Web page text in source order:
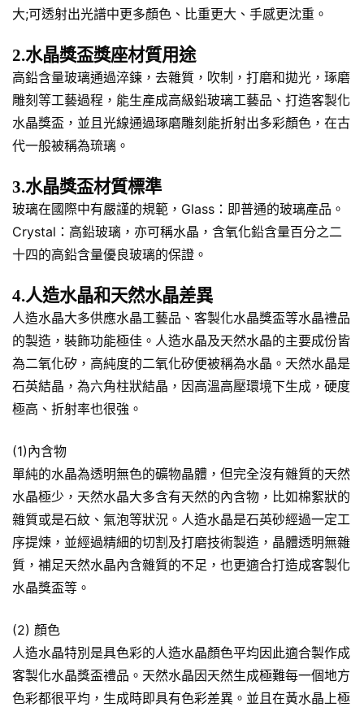
大;可透射出光譜中更多顏色、比重更大、手感更沈重。
2.水晶獎盃獎座材質用途
高鉛含量玻璃通過淬鍊，去雜質，吹制，打磨和拋光，琢磨
雕刻等工藝過程，能生產成高級鉛玻璃工藝品、打造客製化
水晶獎盃，並且光線通過琢磨雕刻能折射出多彩顏色，在古
代一般被稱為琉璃。
3.水晶獎盃材質標準
玻璃在國際中有嚴謹的規範，Glass：即普通的玻璃產品。
Crystal：高鉛玻璃，亦可稱水晶，含氧化鉛含量百分之二
十四的高鉛含量優良玻璃的保證。
4.人造水晶和天然水晶差異
人造水晶大多供應水晶工藝品、客製化水晶獎盃等水晶禮品
的製造，裝飾功能極佳。人造水晶及天然水晶的主要成份皆
為二氧化矽，高純度的二氧化矽便被稱為水晶。天然水晶是
石英結晶，為六角柱狀結晶，因高溫高壓環境下生成，硬度
極高、折射率也很強。
(1)內含物
單純的水晶為透明無色的礦物晶體，但完全沒有雜質的天然
水晶極少，天然水晶大多含有天然的內含物，比如棉絮狀的
雜質或是石紋、氣泡等狀況。人造水晶是石英砂經過一定工
序提煉，並經過精細的切割及打磨技術製造，晶體透明無雜
質，補足天然水晶內含雜質的不足，也更適合打造成客製化
水晶獎盃等。
(2) 顏色
人造水晶特別是具色彩的人造水晶顏色平均因此適合製作成
客製化水晶獎盃禮品。天然水晶因天然生成極難每一個地方
色彩都很平均，生成時即具有色彩差異。並且在黃水晶上極